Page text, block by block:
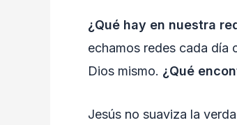
¿Qué hay en nuestra
echamos redes cada día
Dios mismo. ¿Qué
Jesús no suaviza la